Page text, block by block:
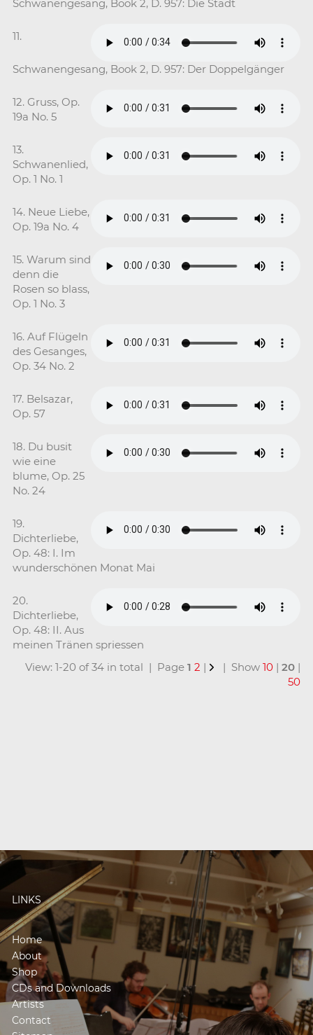
Schwanengesang, Book 2, D. 957: Die Stadt
11.
Schwanengesang, Book 2, D. 957: Der Doppelgänger
12. Gruss, Op.
19a No. 5
13.
Schwanenlied,
Op. 1 No. 1
14. Neue Liebe,
Op. 19a No. 4
15. Warum sind
denn die
Rosen so blass,
Op. 1 No. 3
16. Auf Flügeln
des Gesanges,
Op. 34 No. 2
17. Belsazar,
Op. 57
18. Du busit
wie eine
blume, Op. 25
No. 24
19.
Dichterliebe,
Op. 48: I. Im
wunderschönen Monat Mai
20.
Dichterliebe,
Op. 48: II. Aus
meinen Tränen spriessen
View: 1-20 of 34 in total | Page1 2 | | Show10 |20 |
50
LINKS
Home
About
Shop
CDs and Downloads
Artists
Contact